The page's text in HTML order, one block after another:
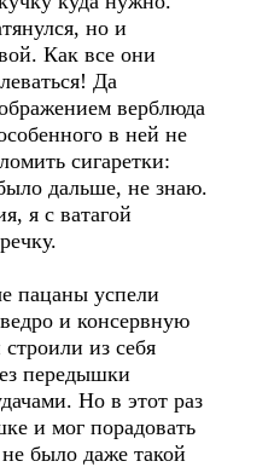
но и
Как все они
Да
верблюда
в ней не
сигаретки:
дальше, не знаю.
я с ватагой
пацаны успели
и консервную
из себя
передышки
Но в этот раз
и мог порадовать
было даже такой